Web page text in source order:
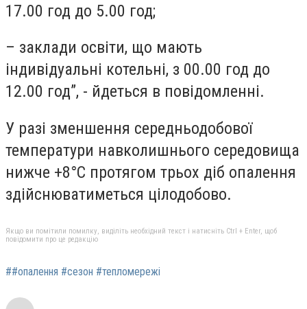
17.00 год до 5.00 год;
– заклади освіти, що мають
індивідуальні котельні, з 00.00 год до
12.00 год”, - йдеться в повідомленні.
У разі зменшення середньодобової
температури навколишнього середовища
нижче +8°С протягом трьох діб опалення
здійснюватиметься цілодобово.
Якщо ви помітили помилку, виділіть необхідний текст і натисніть Ctrl + Enter, щоб
повідомити про це редакцію
##опалення #сезон #тепломережі